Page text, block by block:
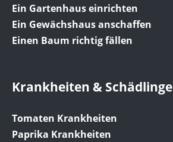
Ein Gartenhaus einrichten
Ein Gewächshaus anschaffen
Einen Baum richtig fällen
Krankheiten & Schädlinge
Tomaten Krankheiten
Paprika Krankheiten